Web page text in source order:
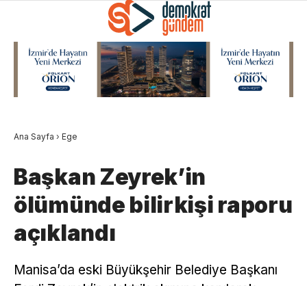
Ana Sayfa › Ege
Başkan Zeyrek’in
ölümünde bilirkişi raporu
açıklandı
Manisa’da eski Büyükşehir Belediye Başkanı